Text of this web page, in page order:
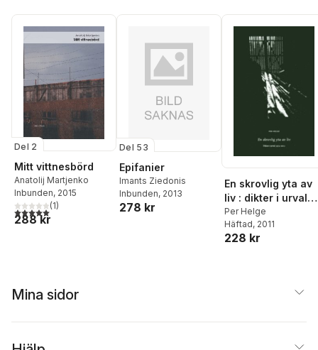
Del 2
Mitt vittnesbörd
Anatolij Martjenko
Inbunden, 2015
5,0utav 5 stjärnor. Totalt antal röster:
(1)
288 kr
Del 53
Epifanier
Imants Ziedonis
Inbunden, 2013
278 kr
En skrovlig yta av
liv : dikter i urval
19742011
Per Helge
Häftad, 2011
228 kr
Mina sidor